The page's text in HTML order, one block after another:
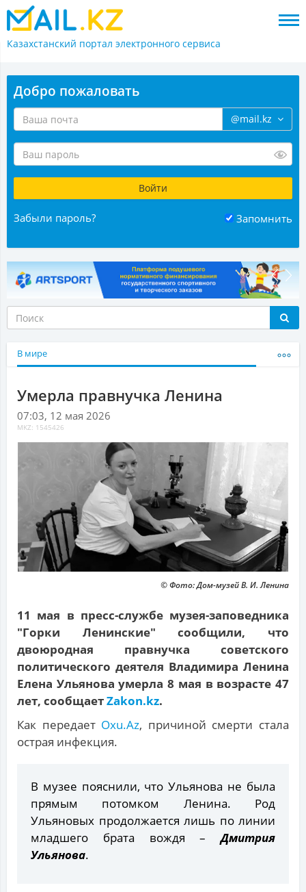
Казахстанский портал электронного сервиса
Добро пожаловать
@mail.kz
Забыли пароль? Запомнить
В мире
Умерла правнучка Ленина
07:03, 12 мая 2026
MKZ: 1545426
© Фото: Дом-музей В. И. Ленина
11 мая в пресс-службе музея-заповедника
"Горки Ленинские" сообщили, что
двоюродная правнучка советского
политического деятеля Владимира Ленина
Елена Ульянова умерла 8 мая в возрасте 47
лет, сообщаетZakon.kz.
Как передает Oxu.Az, причиной смерти стала
острая инфекция.
В музее пояснили, что Ульянова не была
прямым потомком Ленина. Род
Ульяновых продолжается лишь по линии
младшего брата вождя –Дмитрия
Ульянова.